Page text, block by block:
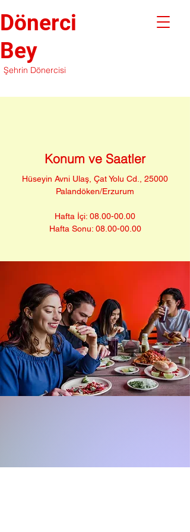
Dönerci
Bey
Şehrin Dönercisi
Konum ve Saatler
Hüseyin Avni Ulaş, Çat Yolu Cd., 25000
Palandöken/Erzurum
Hafta İçi: 08.00-00.00
Hafta Sonu: 08.00-00.00